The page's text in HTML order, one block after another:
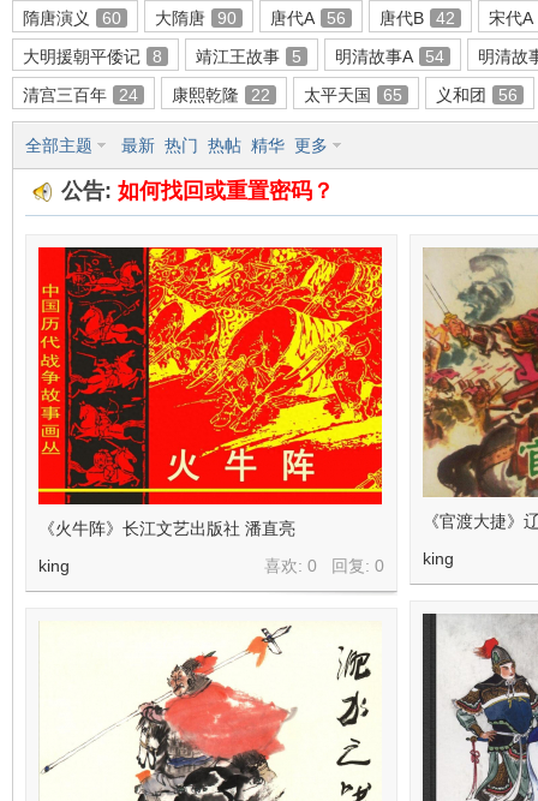
隋唐演义
60 大隋唐 90 唐代A 56 唐代B 42
宋代A
大明援朝平倭记
8 靖江王故事 5 明清故事A 54
明清故
清宫三百年
24 康熙乾隆 22 太平天国 65 义和团 56
全部主题 最新 热门 热帖 精华 更多
公告: 如何找回或重置密码？
《火牛阵》长江文艺出版社 潘直亮
喜欢: 0 回复: 0
king
《官渡大捷》
king